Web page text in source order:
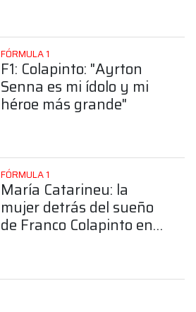
FÓRMULA 1
F1: Colapinto: "Ayrton
Senna es mi ídolo y mi
héroe más grande"
FÓRMULA 1
María Catarineu: la
mujer detrás del sueño
de Franco Colapinto en